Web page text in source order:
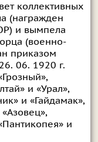
коллективных
(награжден
и вымпела
(военно-
приказом
06. 1920 г.
и «Урал»,
и «Гайдамак»,
и